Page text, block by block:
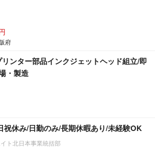
府
リンター部品インクジェットヘッド組立/即
・製造
祝休み/日勤のみ/長期休暇あり/未経験OK
ト北日本事業統括部